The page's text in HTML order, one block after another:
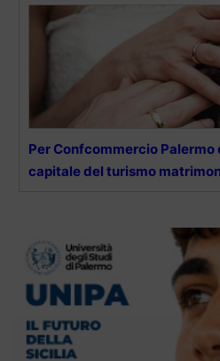
Per Confcommercio
capitale del turismo